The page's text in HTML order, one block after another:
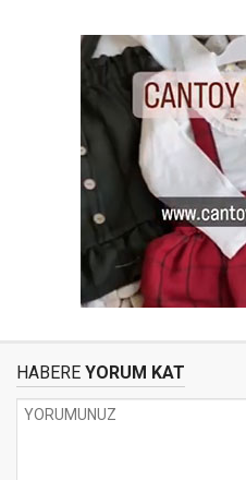
HABERE YORUM KAT